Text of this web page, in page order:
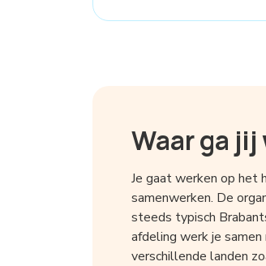
Waar ga jij
Je gaat werken op het
samenwerken. De
steeds typisch
afdeling werk je
verschillende landen